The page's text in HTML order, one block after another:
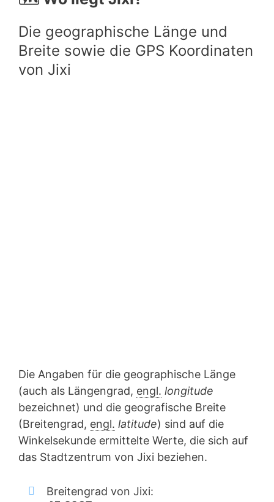
Die geographische Länge und
Breite sowie die GPS Koordinaten
von Jixi
Die Angaben für die geographische Länge
(auch als Längengrad, engl. longitude
bezeichnet) und die geografische Breite
(Breitengrad, engl. latitude) sind auf die
Winkelsekunde ermittelte Werte, die sich auf
das Stadtzentrum von Jixi beziehen.
Breitengrad von Jixi: